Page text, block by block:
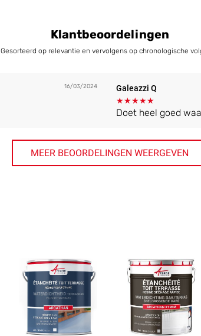
Klantbeoordelingen
Gesorteerd op relevantie en vervolgens op chronologische
16/03/2024 Galeazzi Q
★★★★★
Doet heel goed
MEER BEOORDELINGEN WEERGEVEN